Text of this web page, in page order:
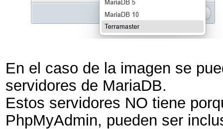
En el caso de la imagen se
servidores de MariaDB.
Estos servidores NO tiene
PhpMyAdmin, pueden ser